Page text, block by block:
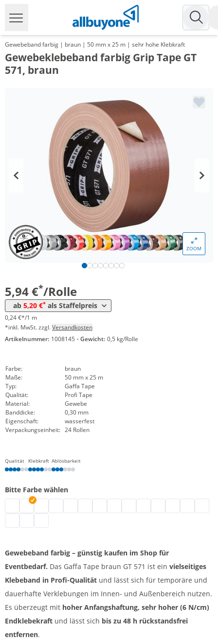
Gewebeband farbig | braun | 50 mm x 25 m | sehr hohe Klebkraft
Gewebeklebeband farbig Grip Tape GT
571, braun
ZOOM
5,94 €*/Rolle
ab 5,20 €* als Staffelpreis
Menge Preis
ab 24 Rollen 5,62 €
0,24 €*/1 m
*inkl. MwSt. zzgl.Versandkosten
Artikelnummer: 1008145 · Gewicht: 0,5 kg/Rolle
Farbe:
braun
Maße:
50 mm x 25 m
Typ:
Gaffa Tape
Qualität:
Profi Tape
Material:
Gewebe
Banddicke:
0,30 mm
Eigenschaft:
wasserfest
Verpackungseinheit: 24 Rollen
Qualität Klebkraft Ablösbarkeit
Bitte Farbe wählen
Gaffa Tape schwarz
Gewebeband farbig | braun
Gewebeklebeband | weiß
Gewebeband farbig – günstig kaufen im Shop für
Eventbedarf. Das Gaffa Tape braun GT 571 ist ein vielseitiges
Klebeband in Profi-Qualität und lässt sich für temporäre und
dauerhafte Verklebungen im Innen- und Außenbereich nutzen.
Es überzeugt mit hoher Anfangshaftung, sehr hoher (6 N/cm)
Endklebekraft und lässt sich bis zu 48 h rückstandsfrei
entfernen.